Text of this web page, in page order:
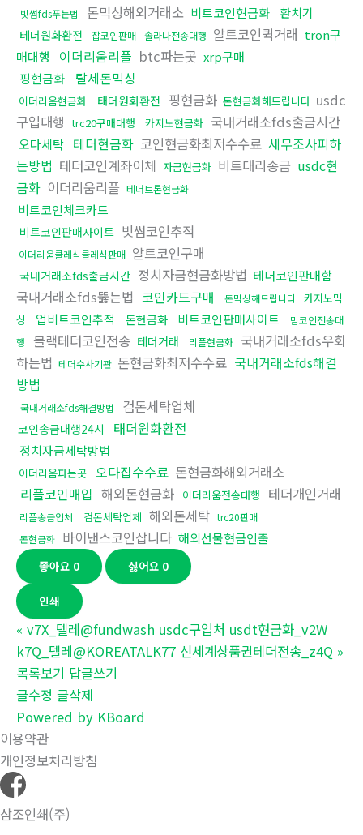
빗썸fds푸는법
돈믹싱해외거래소 비트코인현금화 환치기
테더원화환전 잡코인판매 솔라나전송대행 알트코인퀵거래 tron구
매대행
이더리움리플 btc파는곳 xrp구매
핑현금화
탈세돈믹싱
이더리움현금화 태더원화환전 핑현금화 돈현금화해드립니다 usdc
구입대행 trc20구매대행 카지노현금화 국내거래소fds출금시간
오다세탁 테더현금화 코인현금화최저수수료 세무조사피하
는방법 테더코인계좌이체 자금현금화 비트대리송금 usdc현
금화 이더리움리플 테더트론현금화
비트코인체크카드
비트코인판매사이트 빗썸코인추적
이더리움클레식클레식판매 알트코인구매
국내거래소fds출금시간 정치자금현금화방법 테더코인판매함
국내거래소fds뚫는법 코인카드구매 돈믹싱해드립니다 카지노믹
싱
업비트코인추적 돈현금화 비트코인판매사이트
밈코인전송대
행
블랙테더코인전송 테더거래 리플현금화 국내거래소fds우회
하는법 테더수사기관 돈현금화최저수수료 국내거래소fds해결
방법
국내거래소fds해결방법 검돈세탁업체
코인송금대행24시 태더원화환전
정치자금세탁방법
이더리움파는곳 오다집수수료 돈현금화해외거래소
리플코인매입 해외돈현금화 이더리움전송대행 테더개인거래
리플송금업체 검돈세탁업체 해외돈세탁 trc20판매
돈현금화 바이낸스코인삽니다 해외선물현금인출
좋아요 0 싫어요 0
인쇄
« v7X_텔레@fundwash usdc구입처 usdt현금화_v2W
k7Q_텔레@KOREATALK77 신세계상품권테더전송_z4Q »
목록보기 답글쓰기
글수정 글삭제
Powered by KBoard
이용약관
개인정보처리방침
삼조인쇄(주)